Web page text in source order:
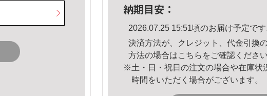
納期目安：
2026.07.25 15:51頃のお届け予定です
決済方法が、クレジット、代金引換
方法の場合はこちら をご確認ください
※土・日・祝日の注文の場合や在庫状
時間をいただく場合がございます。